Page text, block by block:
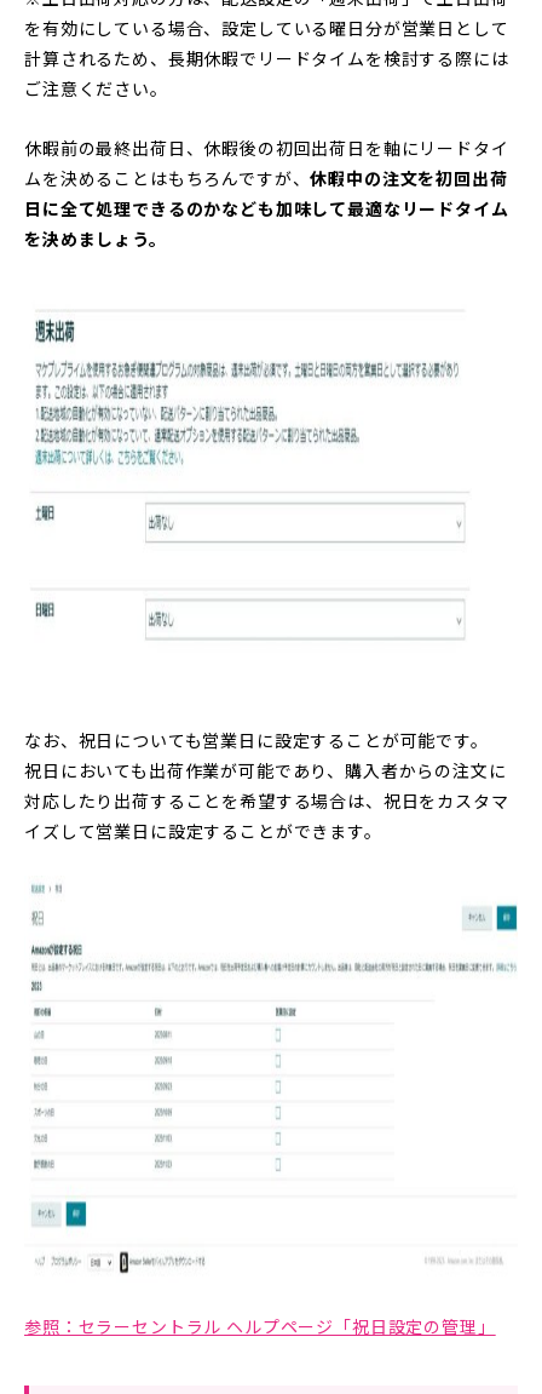
を有効にしている場合、設定している曜日分が営業日として
計算されるため、長期休暇でリードタイムを検討する際には
ご注意ください。
休暇前の最終出荷日、休暇後の初回出荷日を軸にリードタイ
ムを決めることはもちろんですが、休暇中の注文を初回出荷
日に全て処理できるのかなども加味して最適なリードタイム
を決めましょう。
なお、祝日についても営業日に設定することが可能です。
祝日においても出荷作業が可能であり、購入者からの注文に
対応したり出荷することを希望する場合は、祝日をカスタマ
イズして営業日に設定することができます。
参照：セラーセントラル ヘルプページ「祝日設定の管理」